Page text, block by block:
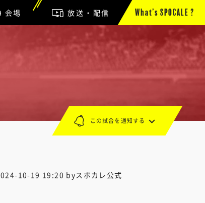
会場 放送・配信 What’s SPOCALE ?
10-19 19:20 byスポカレ公式
この試合を通知する